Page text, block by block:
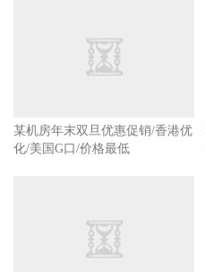
化/美国G口/价格最低